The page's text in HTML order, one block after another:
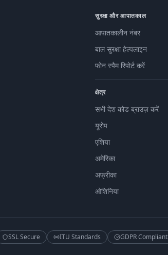
सुरक्षा और आपातकाल
आपातकालीन नंबर
बाल सुरक्षा हेल्पलाइन
फोन स्पैम रिपोर्ट करें
क्षेत्र
सभी देश कोड ब्राउज़ करें
यूरोप
एशिया
अमेरिका
अफ्रीका
ओशिनिया
SSL Secure ITU Standards GDPR Compliant